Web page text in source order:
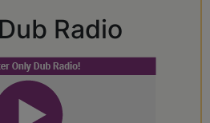
Radio